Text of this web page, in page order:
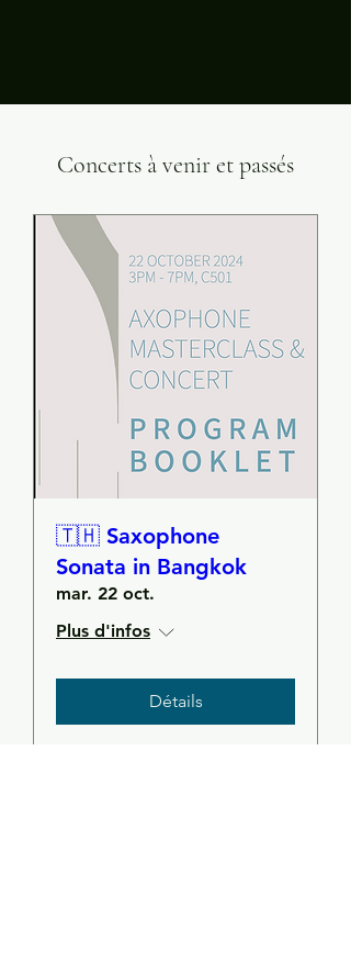
Concerts à venir et passés
🇹🇭 Saxophone
Sonata in Bangkok
mar. 22 oct.
Plus d'infos
Détails